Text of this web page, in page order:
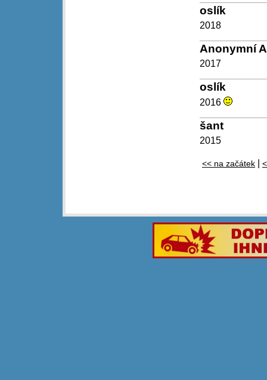
oslík
2018
Anonymní
2017
oslík
2016
šant
2015
<< na začátek